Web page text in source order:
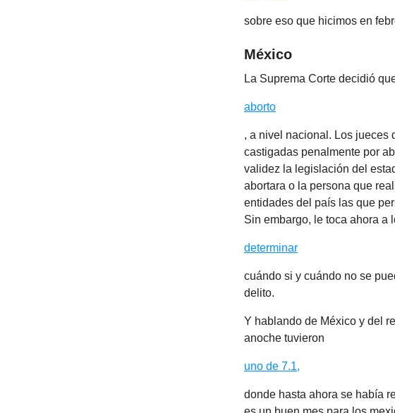
sobre eso que hicimos en
México
La Suprema Corte decidió
aborto
, a nivel nacional. Los jueces
castigadas penalmente por
validez la legislación del
abortara o la persona que
entidades del país las que
Sin embargo, le toca ahora a
determinar
cuándo si y cuándo no se
delito.
Y hablando de México y del
anoche tuvieron
uno de 7.1,
donde hasta ahora se había